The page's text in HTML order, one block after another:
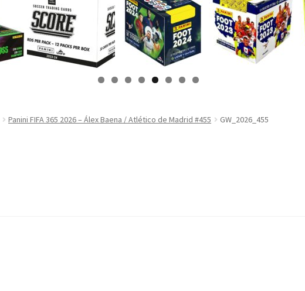
Panini FIFA 365 2026 – Álex Baena / Atlético de Madrid #455 GW_2026_455